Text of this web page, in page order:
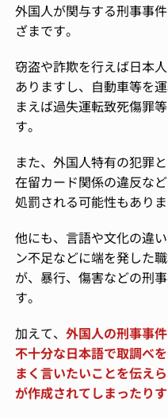
外国人が関与する刑事事
ざまです。
窃盗や詐欺を行えば日本
ありますし、自動車等を
まえば過失運転致死傷罪
す。
また、外国人特有の犯罪
在留カード関係の違反な
処罰される可能性もありま
他にも、言語や文化の違
ン不足などに端を発した
が、暴行、傷害などの刑
す。
加えて、外国人の刑事事
不十分な日本語で取調べ
まく言いたいことを伝え
が作成されてしまったり